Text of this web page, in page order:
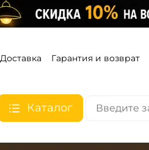
Доставка Гарантия и возврат
Каталог